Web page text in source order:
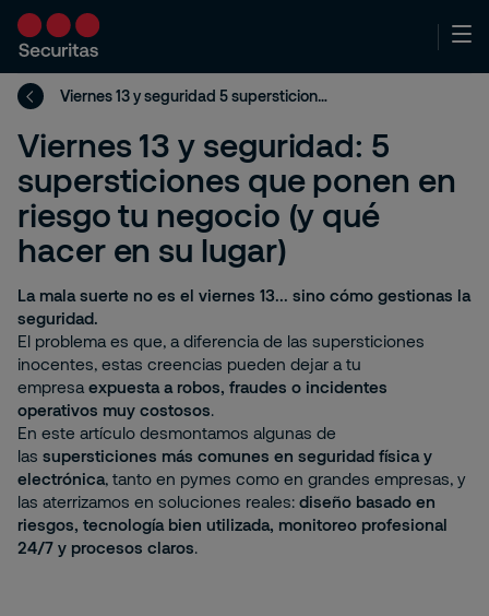
Viernes 13 y seguridad 5 supersticiones que ponen en riesgo tu negocio
Viernes 13 y seguridad: 5
supersticiones que ponen en
riesgo tu negocio (y qué
hacer en su lugar)
La mala suerte no es el viernes 13... sino cómo gestionas la
seguridad.
El problema es que, a diferencia de las supersticiones
inocentes, estas creencias pueden dejar a tu
empresa expuesta a robos, fraudes o incidentes
operativos muy costosos.
En este artículo desmontamos algunas de
las supersticiones más comunes en seguridad física y
electrónica, tanto en pymes como en grandes empresas, y
las aterrizamos en soluciones reales: diseño basado en
riesgos, tecnología bien utilizada, monitoreo profesional
24/7 y procesos claros.